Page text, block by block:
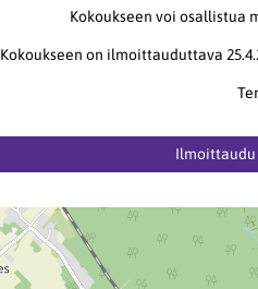
Kokoukseen voi osallistua
Kokoukseen on ilmoittauduttava
Ilmoittaudu